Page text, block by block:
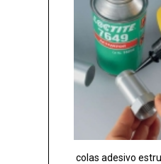
colas adesivo